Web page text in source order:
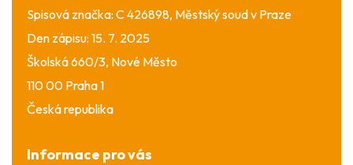
Spisová značka: C 426898, Městský soud v Praze
Den zápisu: 15. 7. 2025
Školská 660/3, Nové Město
110 00 Praha 1
Česká republika
Informace pro vás